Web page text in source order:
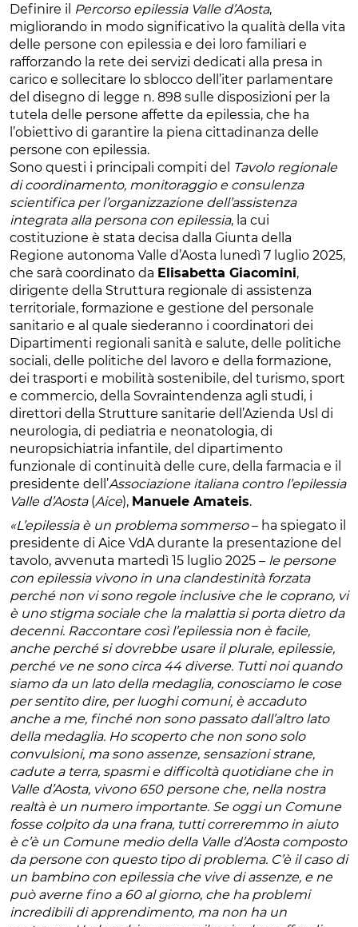
Definire il Percorso epilessia Valle d’Aosta,
migliorando in modo significativo la qualità della vita
delle persone con epilessia e dei loro familiari e
rafforzando la rete dei servizi dedicati alla presa in
carico e sollecitare lo sblocco dell’iter parlamentare
del disegno di legge n. 898 sulle disposizioni per la
tutela delle persone affette da epilessia, che ha
l’obiettivo di garantire la piena cittadinanza delle
persone con epilessia.
Sono questi i principali compiti del Tavolo regionale
di coordinamento, monitoraggio e consulenza
scientifica per l’organizzazione dell’assistenza
integrata alla persona con epilessia, la cui
costituzione è stata decisa dalla Giunta della
Regione autonoma Valle d’Aosta lunedì 7 luglio 2025,
che sarà coordinato da Elisabetta Giacomini,
dirigente della Struttura regionale di assistenza
territoriale, formazione e gestione del personale
sanitario e al quale siederanno i coordinatori dei
Dipartimenti regionali sanità e salute, delle politiche
sociali, delle politiche del lavoro e della formazione,
dei trasporti e mobilità sostenibile, del turismo, sport
e commercio, della Sovraintendenza agli studi, i
direttori della Strutture sanitarie dell’Azienda Usl di
neurologia, di pediatria e neonatologia, di
neuropsichiatria infantile, del dipartimento
funzionale di continuità delle cure, della farmacia e il
presidente dell’Associazione italiana contro l’epilessia
Valle d’Aosta(Aice), Manuele Amateis.
«L’epilessia è un problema sommerso– ha spiegato il
presidente di Aice VdA durante la presentazione del
tavolo, avvenuta martedì 15 luglio 2025 – le persone
con epilessia vivono in una clandestinità forzata
perché non vi sono regole inclusive che le coprano, vi
è uno stigma sociale che la malattia si porta dietro da
decenni. Raccontare così l’epilessia non è facile,
anche perché si dovrebbe usare il plurale, epilessie,
perché ve ne sono circa 44 diverse. Tutti noi quando
siamo da un lato della medaglia, conosciamo le cose
per sentito dire, per luoghi comuni, è accaduto
anche a me, finché non sono passato dall’altro lato
della medaglia. Ho scoperto che non sono solo
convulsioni, ma sono assenze, sensazioni strane,
cadute a terra, spasmi e difficoltà quotidiane che in
Valle d’Aosta, vivono 650 persone che, nella nostra
realtà è un numero importante. Se oggi un Comune
fosse colpito da una frana, tutti correremmo in aiuto
è c’è un Comune medio della Valle d’Aosta composto
da persone con questo tipo di problema. C’è il caso di
un bambino con epilessia che vive di assenze, e ne
può averne fino a 60 al giorno, che ha problemi
incredibili di apprendimento, ma non ha un